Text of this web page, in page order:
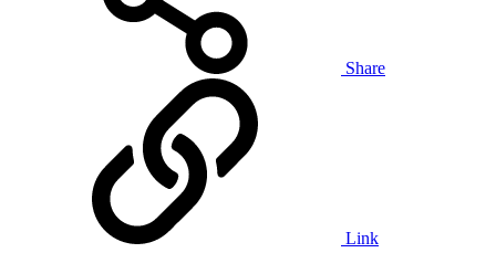
Share
Link